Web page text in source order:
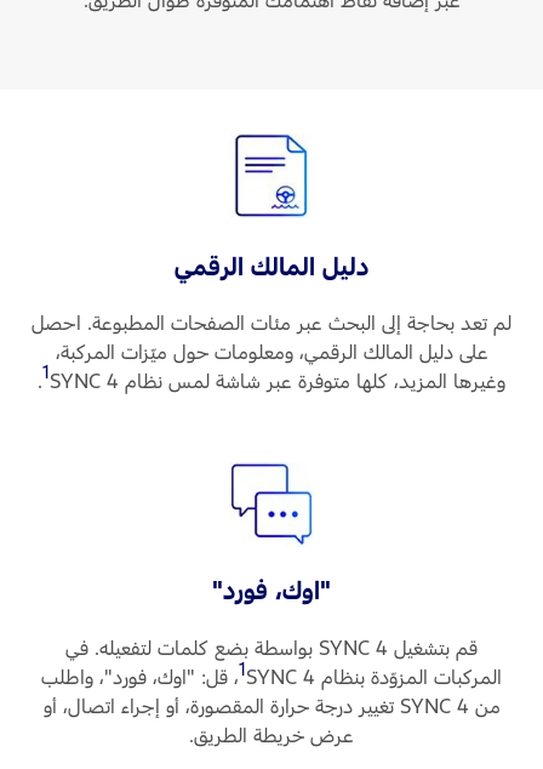
دليل المالك الرقمي
لم تعد بحاجة إلى البحث عبر مئات الصفحات المطبوعة. احصل
على دليل المالك الرقمي، ومعلومات حول ميّزات المركبة،
وغيرها المزيد، كلها متوفرة عبر شاشة لمس نظام SYNC 4
1
‏.
"اوك، فورد"
قم بتشغيل SYNC 4 بواسطة بضع كلمات لتفعيله. في
المركبات المزوّدة بنظام SYNC 4
1‏، قل: "اوك، فورد"، واطلب
من SYNC 4 تغيير درجة حرارة المقصورة، أو إجراء اتصال، أو
عرض خريطة الطريق.